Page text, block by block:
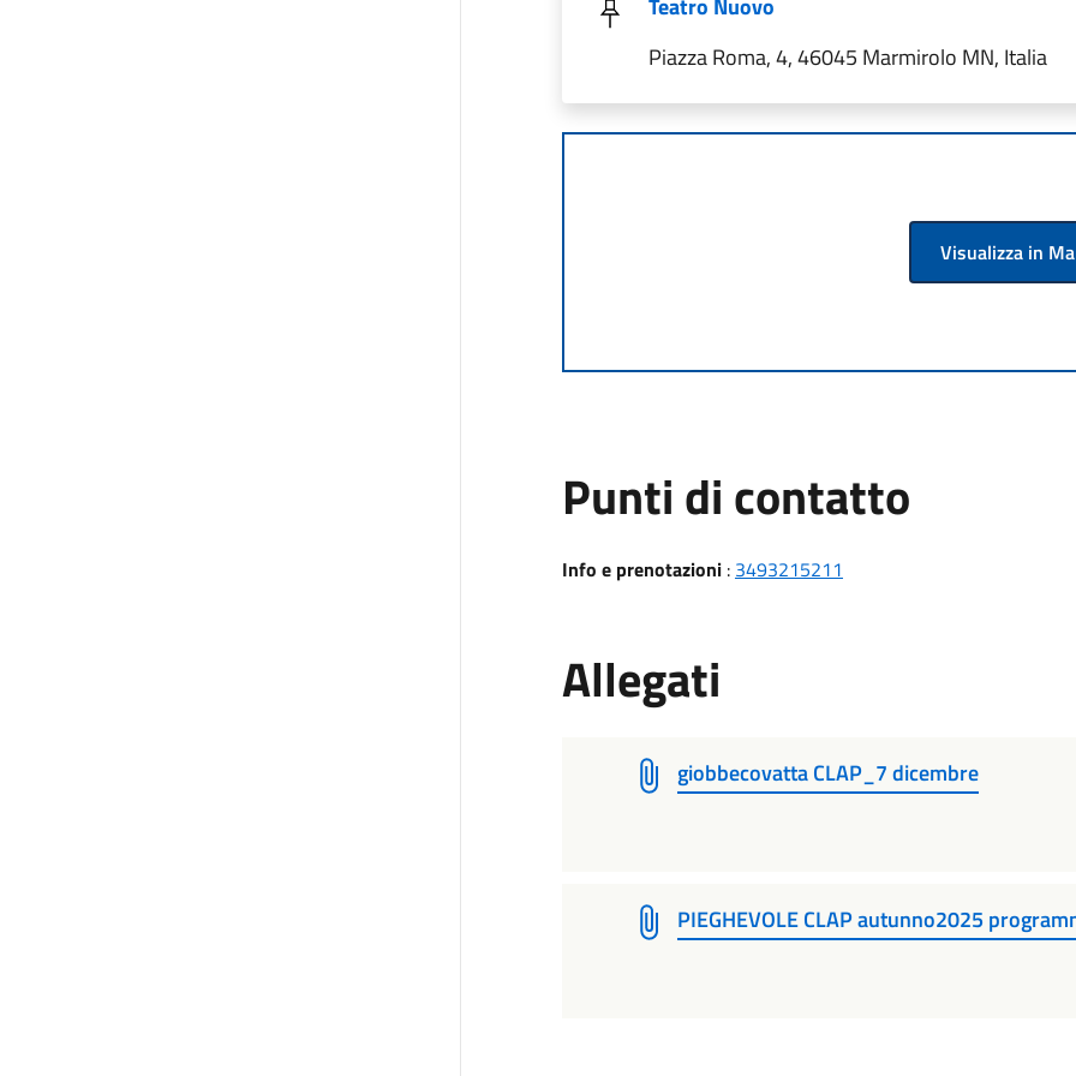
Teatro Nuovo
Piazza Roma, 4, 46045 Marmirolo MN, Italia
Visualizza in
Punti di contatto
Info e prenotazioni: 3493215211
Allegati
giobbecovatta CLAP_7 dicembre
PIEGHEVOLE CLAP autunno2025